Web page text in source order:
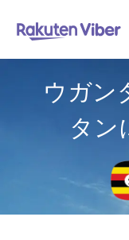
ウガン
タン